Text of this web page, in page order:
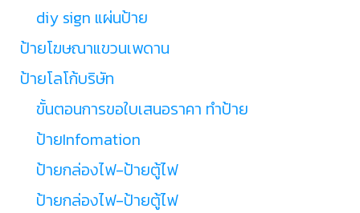
diy sign แผ่นป้าย
ป้ายโฆษณาแขวนเพดาน
ป้ายโลโก้บริษัท
ขั้นตอนการขอใบเสนอราคา ทำป้าย
ป้ายInfomation
ป้ายกล่องไฟ-ป้ายตู้ไฟ
ป้ายกล่องไฟ-ป้ายตู้ไฟ